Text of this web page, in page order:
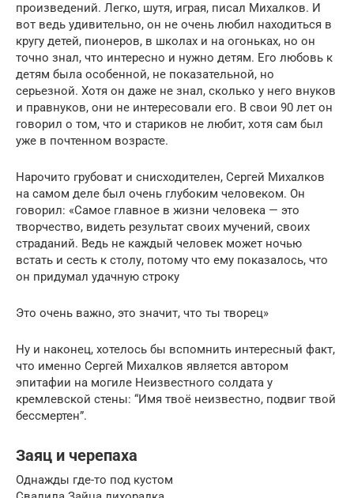
произведений. Легко, шутя, играя, писал Михалков. И
вот ведь удивительно, он не очень любил находиться в
кругу детей, пионеров, в школах и на огоньках, но он
точно знал, что интересно и нужно детям. Его любовь к
детям была особенной, не показательной, но
серьезной. Хотя он даже не знал, сколько у него внуков
и правнуков, они не интересовали его. В свои 90 лет он
говорил о том, что и стариков не любит, хотя сам был
уже в почтенном возрасте.
Нарочито грубоват и снисходителен, Сергей Михалков
на самом деле был очень глубоким человеком. Он
говорил: «Самое главное в жизни человека — это
творчество, видеть результат своих мучений, своих
страданий. Ведь не каждый человек может ночью
встать и сесть к столу, потому что ему показалось, что
он придумал удачную строку
Это очень важно, это значит, что ты творец»
Ну и наконец, хотелось бы вспомнить интересный факт,
что именно Сергей Михалков является автором
эпитафии на могиле Неизвестного солдата у
кремлевской стены: “Имя твоё неизвестно, подвиг твой
бессмертен”.
Заяц и черепаха
Однажды где-то под кустом